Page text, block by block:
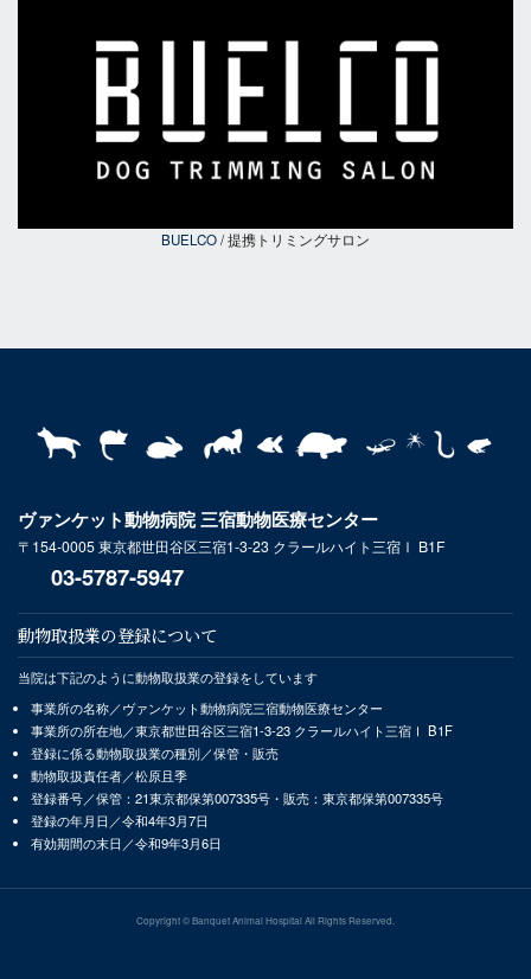
BUELCO/ 提携トリミングサロン
ヴァンケット動物病院 三宿動物医療センター
〒154-0005 東京都世田谷区三宿1-3-23 クラールハイト三宿Ⅰ B1F
03-5787-5947
動物取扱業の登録について
当院は下記のように動物取扱業の登録をしています
事業所の名称／ヴァンケット動物病院三宿動物医療センター
事業所の所在地／東京都世田谷区三宿1-3-23 クラールハイト三宿Ⅰ B1F
登録に係る動物取扱業の種別／保管・販売
動物取扱責任者／松原且季
登録番号／保管：21東京都保第007335号・販売：東京都保第007335号
登録の年月日／令和4年3月7日
有効期間の末日／令和9年3月6日
Copyright © Banquet Animal Hospital All Rights Reserved.